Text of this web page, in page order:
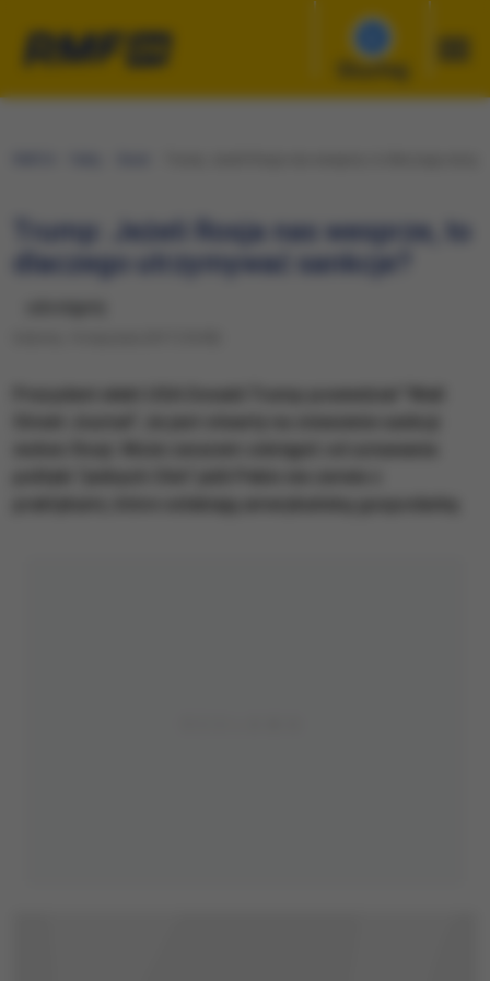
Słuchaj
Trump: Jeżeli Rosja nas wesprze, to
dlaczego utrzymywać sankcje?